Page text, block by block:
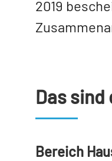
2019
Das sind
Bereich